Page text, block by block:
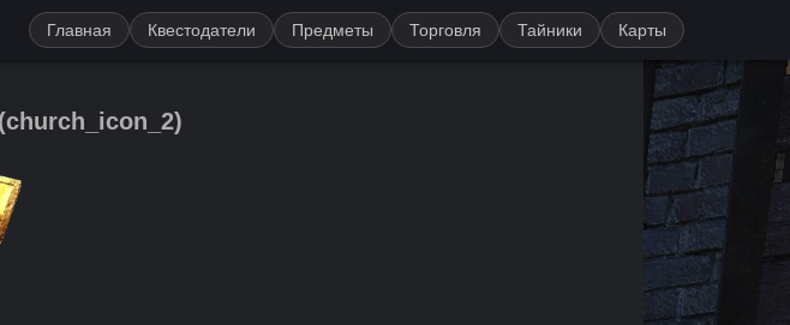
Главная Квестодатели Предметы Торговля Тайники Карты
church_icon_2)